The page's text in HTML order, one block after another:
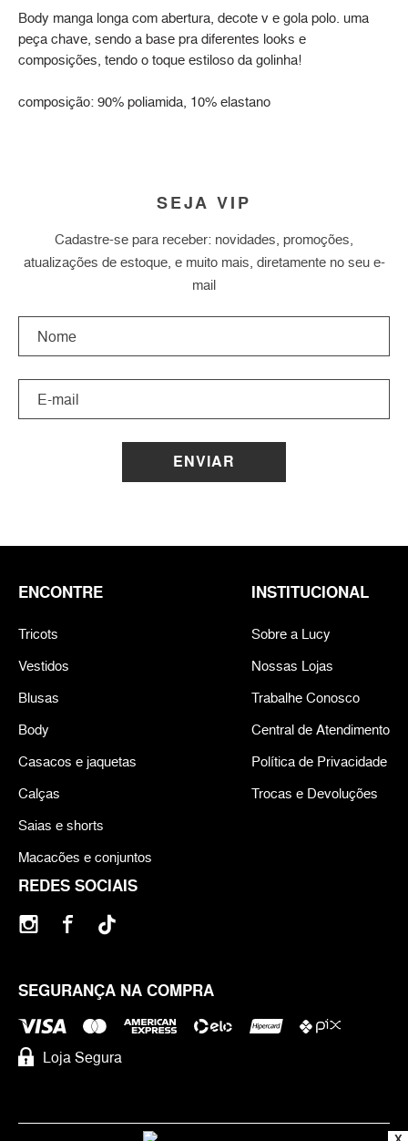
Body manga longa com abertura, decote v e gola polo. uma
peça chave, sendo a base pra diferentes looks e
composições, tendo o toque estiloso da golinha!
composição: 90% poliamida, 10% elastano
SEJA VIP
Cadastre-se para receber: novidades, promoções,
atualizações de estoque, e muito mais, diretamente no seu e-
mail
ENVIAR
REDES SOCIAIS
SEGURANÇA NA COMPRA
Loja Segura
ENCONTRE
Tricots
Vestidos
Blusas
Body
Casacos e jaquetas
Calças
Saias e shorts
Macacões e conjuntos
INSTITUCIONAL
Sobre a Lucy
Nossas Lojas
Trabalhe Conosco
Central de Atendimento
Política de Privacidade
Trocas e Devoluções